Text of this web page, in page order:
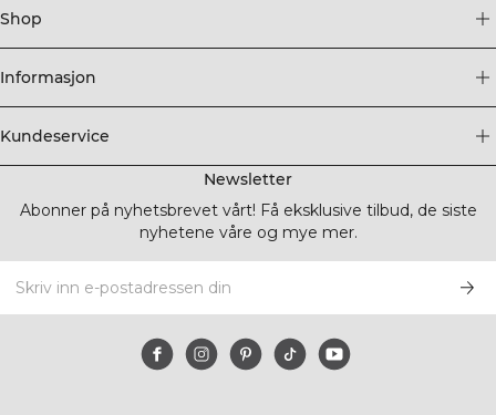
Shop
Informasjon
Kundeservice
Newsletter
Abonner på nyhetsbrevet vårt! Få eksklusive tilbud, de siste
nyhetene våre og mye mer.